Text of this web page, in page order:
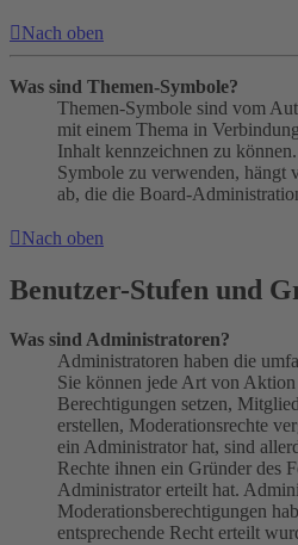
Nach oben
Was sind Themen-Symbole?
Themen-Symbole sind vom
mit einem Thema in
Inhalt kennzeichnen zu
Symbole zu verwenden, hängt
ab, die die Board-
Nach oben
Benutzer-Stufen und
Was sind Administratoren?
Administratoren haben die
Sie können jede Art von
Berechtigungen setzen,
erstellen, Moderationsrechte
ein Administrator hat, sind
Rechte ihnen ein Gründer des
Administrator erteilt hat.
Moderationsberechtigungen
entsprechende Recht erteilt